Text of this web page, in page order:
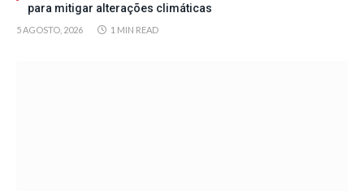
para mitigar alterações climáticas
5 AGOSTO, 2026 1 MIN READ